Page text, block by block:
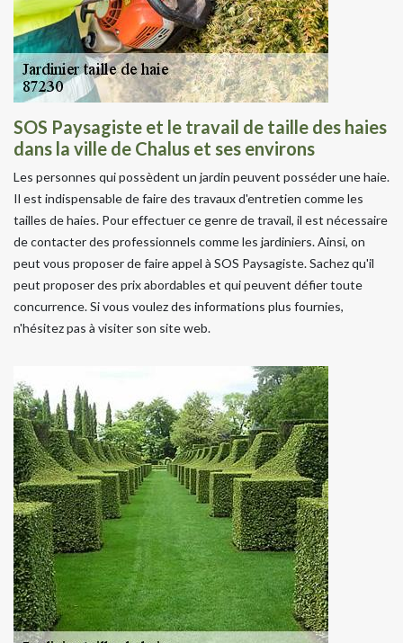
SOS Paysagiste et le travail de taille des haies
dans la ville de Chalus et ses environs
Les personnes qui possèdent un jardin peuvent posséder une haie.
Il est indispensable de faire des travaux d'entretien comme les
tailles de haies. Pour effectuer ce genre de travail, il est nécessaire
de contacter des professionnels comme les jardiniers. Ainsi, on
peut vous proposer de faire appel à SOS Paysagiste. Sachez qu'il
peut proposer des prix abordables et qui peuvent défier toute
concurrence. Si vous voulez des informations plus fournies,
n'hésitez pas à visiter son site web.